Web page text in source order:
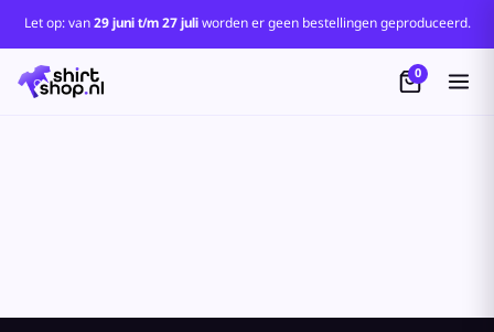
Let op: van29 juni t/m 27 juliworden er geen bestellingen geproduceerd.
0